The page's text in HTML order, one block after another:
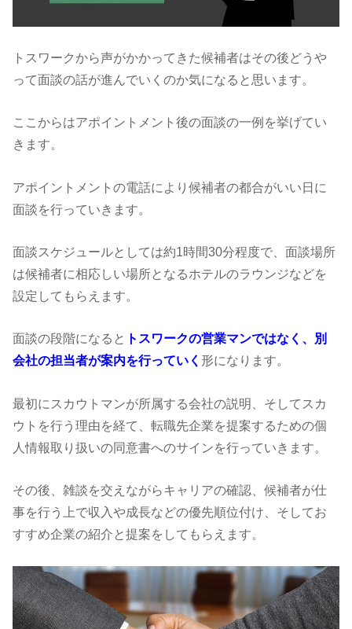
トスワークから声がかかってきた候補者はその後どうや
って面談の話が進んでいくのか気になると思います。
ここからはアポイントメント後の面談の一例を挙げてい
きます。
アポイントメントの電話により候補者の都合がいい日に
面談を行っていきます。
面談スケジュールとしては約1時間30分程度で、面談場所
は候補者に相応しい場所となるホテルのラウンジなどを
設定してもらえます。
面談の段階になると トスワークの営業マンではなく、別
会社の担当者が案内を行っていく 形になります。
最初にスカウトマンが所属する会社の説明、そしてスカ
ウトを行う理由を経て、転職先企業を提案するための個
人情報取り扱いの同意書へのサインを行っていきます。
その後、雑談を交えながらキャリアの確認、候補者が仕
事を行う上で収入や成長などの優先順位付け、そしてお
すすめ企業の紹介と提案をしてもらえます。